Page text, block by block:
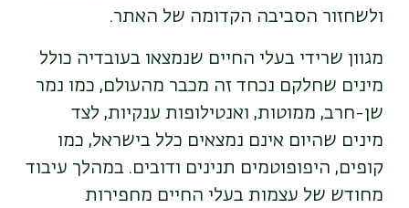
ולשחזור הסביבה הקדומה של האתר.
מגוון שרידי בעלי החיים שנמצאו בעובדיה כולל
מינים שחלקם נכחד זה מכבר מהעולם, כמו נמר
שן-חרב, ממוטות, ואנטילופות ענקיות, לצד
מינים שהיום אינם נמצאים כלל בישראל, כמו
קופים, היפופוטמים תנינים ודובים. במהלך עיבוד
מחודש של עצמות בעלי החיים מחפירות